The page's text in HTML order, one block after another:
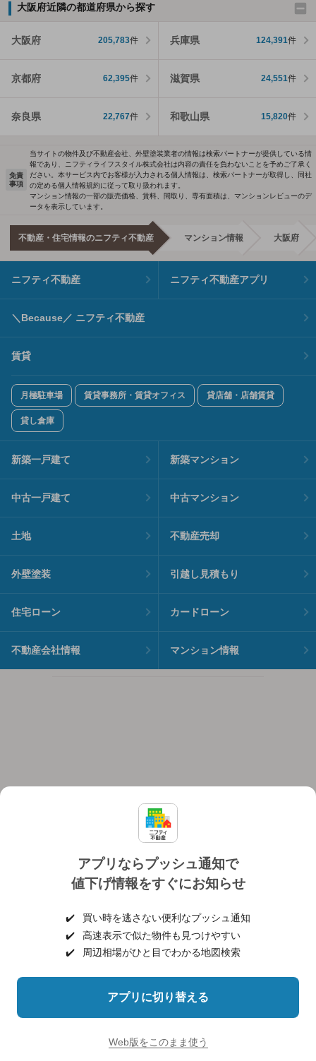
大阪府近隣の都道府県から探す
大阪府 205,783件 兵庫県 124,391件
京都府 62,395件 滋賀県 24,551件
奈良県 22,767件 和歌山県 15,820件
アプリならプッシュ通知で
値下げ情報をすぐにお知らせ
✔️
買い時を逃さない便利なプッシュ通知
✔️
高速表示で似た物件も見つけやすい
✔️
周辺相場がひと目でわかる地図検索
アプリに切り替える
Web版をこのまま使う
免責
事項
当サイトの物件及び不動産会社、外壁塗装業者の情報は検索パートナーが提供している情
報であり、ニフティライフスタイル株式会社は内容の責任を負わないことを予めご了承く
ださい。本サービス内でお客様が入力される個人情報は、検索パートナーが取得し、同社
の定める個人情報規約に従って取り扱われます。
マンション情報の一部の販売価格、賃料、間取り、専有面積は、マンションレビューのデ
ータを表示しています。
不動産・住宅情報のニフティ不動産 マンション情報 大阪府
ニフティ不動産 ニフティ不動産アプリ
＼Because／ ニフティ不動産
賃貸
月極駐車場 賃貸事務所・賃貸オフィス 貸店舗・店舗賃貸
貸し倉庫
新築一戸建て 新築マンション
中古一戸建て 中古マンション
土地 不動産売却
外壁塗装 引越し見積もり
住宅ローン カードローン
不動産会社情報 マンション情報
個人情報保護ポリシー 利用規約
ヘルプ・お問い合わせ 採用情報
©NIFTY Lifestyle Co., Ltd.